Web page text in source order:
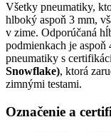
Všetky pneumatiky,
hlboký aspoň 3 mm,
v zime. Odporúčaná
podmienkach je
pneumatiky s
Snowflake), ktorá
zimnými testami.
Označenie a